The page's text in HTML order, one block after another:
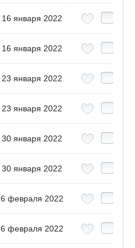
16 января 2022
16 января 2022
23 января 2022
23 января 2022
30 января 2022
30 января 2022
6 февраля 2022
6 февраля 2022